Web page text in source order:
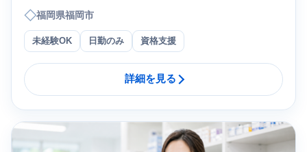
◇福岡県福岡市
未経験OK 日勤のみ 資格支援
詳細を見る